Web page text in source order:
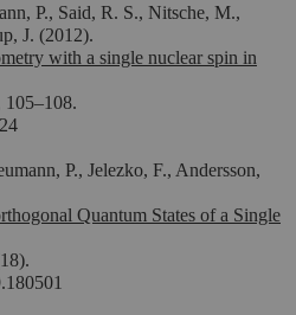
P., Said, R. S., Nitsche, M.,
J. (2012).
with a single nuclear spin in
105–108.
P., Jelezko, F., Andersson,
Quantum States of a Single